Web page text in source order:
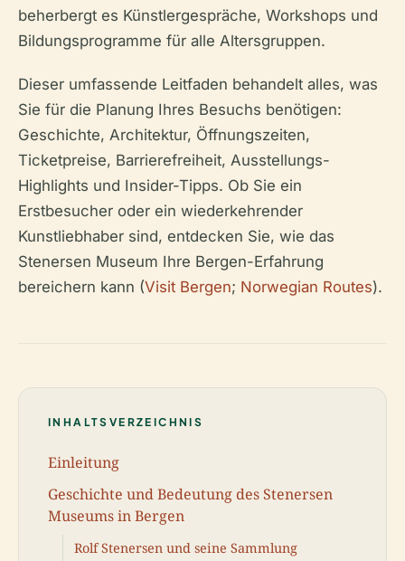
beherbergt es Künstlergespräche, Workshops und
Bildungsprogramme für alle Altersgruppen.
Dieser umfassende Leitfaden behandelt alles, was
Sie für die Planung Ihres Besuchs benötigen:
Geschichte, Architektur, Öffnungszeiten,
Ticketpreise, Barrierefreiheit, Ausstellungs-
Highlights und Insider-Tipps. Ob Sie ein
Erstbesucher oder ein wiederkehrender
Kunstliebhaber sind, entdecken Sie, wie das
Stenersen Museum Ihre Bergen-Erfahrung
bereichern kann (Visit Bergen; Norwegian Routes).
INHALTSVERZEICHNIS
Einleitung
Geschichte und Bedeutung des Stenersen
Museums in Bergen
Rolf Stenersen und seine Sammlung